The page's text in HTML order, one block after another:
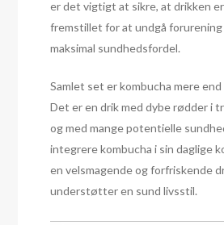
er det vigtigt at sikre, at drikken
fremstillet for at undgå forurening
maksimal sundhedsfordel.
Samlet set er kombucha mere
Det er en drik med dybe rødder i
og med mange potentielle
integrere kombucha i sin daglige
en velsmagende og forfriskende
understøtter en sund livsstil.